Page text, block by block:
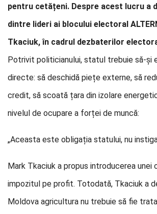
pentru cetățeni. Despre acest lucru a
dintre lideri ai blocului electoral
Tkaciuk, în cadrul dezbaterilor
Potrivit politicianului, statul trebuie să-și
directe: să deschidă piețe externe, să
credit, să scoată țara din izolare
nivelul de ocupare a forței de muncă:
„Aceasta este obligația statului, nu
Mark Tkaciuk a propus introducerea unei
impozitul pe profit. Totodată, Tkaciuk a
Moldova agricultura nu trebuie să fie